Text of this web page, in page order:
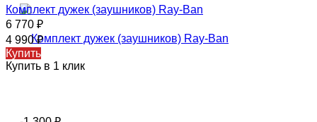
Комплект дужек (заушников) Ray-Ban
6 770 ₽
4 990₽
Купить
Купить в 1 клик